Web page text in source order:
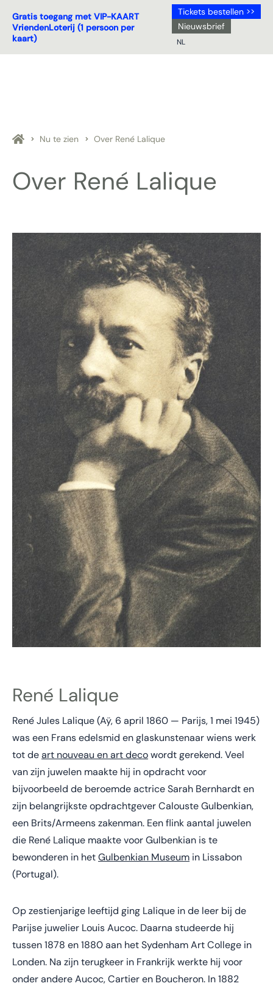
Gratis toegang met VIP-KAART
VriendenLoterij (1 persoon per
kaart)
Tickets bestellen >>
Nieuwsbrief
NL
Nu te zien Over René Lalique
Over René Lalique
René Lalique
René Jules Lalique (Aÿ, 6 april 1860 — Parijs, 1 mei 1945)
was een Frans edelsmid en glaskunstenaar wiens werk
tot deart nouveau en art decowordt gerekend. Veel
van zijn juwelen maakte hij in opdracht voor
bijvoorbeeld de beroemde actrice Sarah Bernhardt en
zijn belangrijkste opdrachtgever Calouste Gulbenkian,
een Brits/Armeens zakenman. Een flink aantal juwelen
die René Lalique maakte voor Gulbenkian is te
bewonderen in hetGulbenkian Museum in Lissabon
(Portugal).
Op zestienjarige leeftijd ging Lalique in de leer bij de
Parijse juwelier Louis Aucoc. Daarna studeerde hij
tussen 1878 en 1880 aan het Sydenham Art College in
Londen. Na zijn terugkeer in Frankrijk werkte hij voor
onder andere Aucoc, Cartier en Boucheron. In 1882